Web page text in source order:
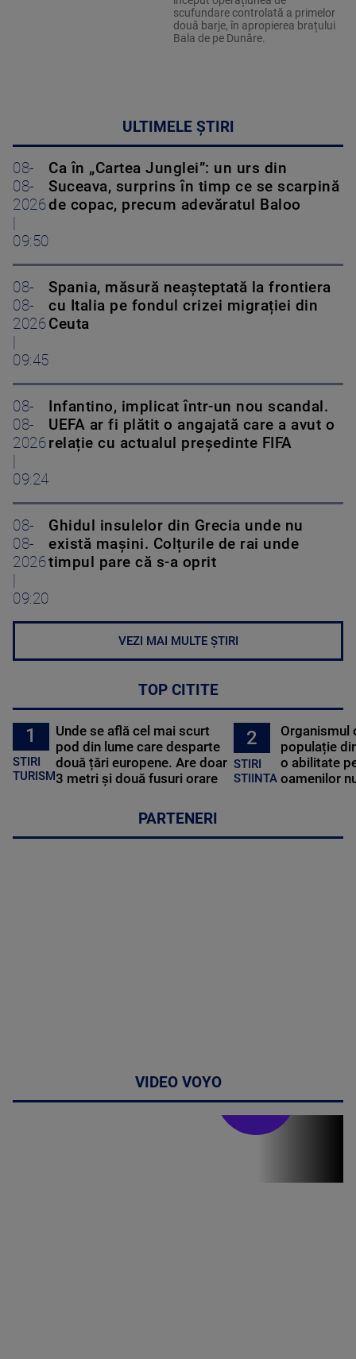
scufundare controlată a primelor
două barje, în apropierea brațului
Bala de pe Dunăre.
ULTIMELE ȘTIRI
08-
08-
2026
09:50
Ca în „Cartea Junglei”: un urs din
Suceava, surprins în timp ce se scarpină
de copac, precum adevăratul Baloo
08-
08-
2026
09:45
Spania, măsură neașteptată la frontiera
cu Italia pe fondul crizei migrației din
Ceuta
08-
08-
2026
09:24
Infantino, implicat într-un nou scandal.
UEFA ar fi plătit o angajată care a avut o
relație cu actualul președinte FIFA
08-
08-
2026
09:20
Ghidul insulelor din Grecia unde nu
există mașini. Colțurile de rai unde
timpul pare că s-a oprit
VEZI MAI MULTE ȘTIRI
TOP CITITE
1
STIRI
TURISM
Unde se află cel mai scurt
pod din lume care desparte
două țări europene. Are doar
3 metri și două fusuri orare
2
STIRI
STIINTA
Organismul
populație
o abilitate
oamenilor
PARTENERI
VIDEO VOYO